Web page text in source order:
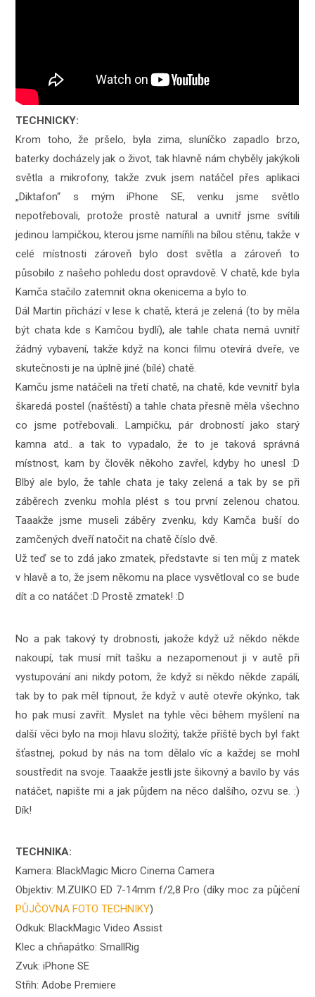
TECHNICKY:
Krom toho, že pršelo, byla zima, sluníčko zapadlo brzo,
baterky docházely jak o život, tak hlavně nám chyběly jakýkoli
světla a mikrofony, takže zvuk jsem natáčel přes aplikaci
„Diktafon“ s mým iPhone SE, venku jsme světlo
nepotřebovali, protože prostě natural a uvnitř jsme svítili
jedinou lampičkou, kterou jsme namířili na bílou stěnu, takže v
celé místnosti zároveň bylo dost světla a zároveň to
působilo z našeho pohledu dost opravdově. V chatě, kde byla
Kamča stačilo zatemnit okna okenicema a bylo to.
Dál Martin přichází v lese k chatě, která je zelená (to by měla
být chata kde s Kamčou bydlí), ale tahle chata nemá uvnitř
žádný vybavení, takže když na konci filmu otevírá dveře, ve
skutečnosti je na úplně jiné (bílé) chatě.
Kamču jsme natáčeli na třetí chatě, na chatě, kde vevnitř byla
škaredá postel (naštěstí) a tahle chata přesně měla všechno
co jsme potřebovali.. Lampičku, pár drobností jako starý
kamna atd.. a tak to vypadalo, že to je taková správná
místnost, kam by člověk někoho zavřel, kdyby ho unesl :D
Blbý ale bylo, že tahle chata je taky zelená a tak by se při
záběrech zvenku mohla plést s tou první zelenou chatou.
Taaakže jsme museli záběry zvenku, kdy Kamča buší do
zamčených dveří natočit na chatě číslo dvě.
Už teď se to zdá jako zmatek, představte si ten můj z matek
v hlavě a to, že jsem někomu na place vysvětloval co se bude
dít a co natáčet :D Prostě zmatek! :D
No a pak takový ty drobnosti, jakože když už někdo někde
nakoupí, tak musí mít tašku a nezapomenout ji v autě při
vystupování ani nikdy potom, že když si někdo někde zapálí,
tak by to pak měl típnout, že když v autě otevře okýnko, tak
ho pak musí zavřít.. Myslet na tyhle věci během myšlení na
další věci bylo na moji hlavu složitý, takže příště bych byl fakt
šťastnej, pokud by nás na tom dělalo víc a každej se mohl
soustředit na svoje. Taaakže jestli jste šikovný a bavilo by vás
natáčet, napište mi a jak půjdem na něco dalšího, ozvu se. :)
Dík!
TECHNIKA:
Kamera: BlackMagic Micro Cinema Camera
Objektiv: M.ZUIKO ED 7-14mm f/2,8 Pro (díky moc za půjčení
PŮJČOVNA FOTO TECHNIKY)
Odkuk: BlackMagic Video Assist
Klec a chňapátko: SmallRig
Zvuk: iPhone SE
Střih: Adobe Premiere